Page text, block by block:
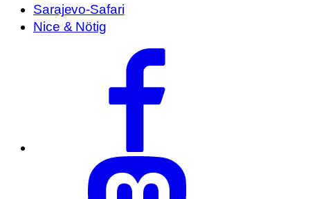
Sarajevo-Safari
Nice & Nötig